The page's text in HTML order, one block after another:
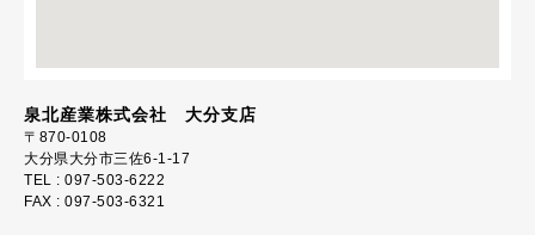
泉北産業株式会社 大分支店
〒870-0108
大分県大分市三佐6-1-17
TEL : 097-503-6222
FAX : 097-503-6321